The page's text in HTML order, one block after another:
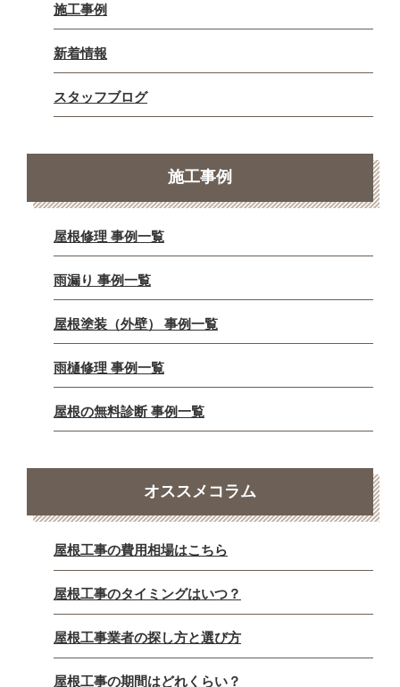
施工事例
新着情報
スタッフブログ
施工事例
屋根修理 事例一覧
雨漏り 事例一覧
屋根塗装（外壁） 事例一覧
雨樋修理 事例一覧
屋根の無料診断 事例一覧
オススメコラム
屋根工事の費用相場はこちら
屋根工事のタイミングはいつ？
屋根工事業者の探し方と選び方
屋根工事の期間はどれくらい？